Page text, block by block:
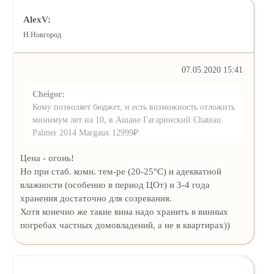
AlexV:
Н.Новгород
07.05.2020 15:41
Cheigor:
Кому позволяет бюджет, и есть возможность отложить
минимум лет на 10, в Ашане Гагаринский Chateau
Palmer 2014 Margaux 12999₽.
Цена - огонь!
Но при стаб. комн. тем-ре (20-25°С) и адекватной
влажности (особенно в период ЦОт) и 3-4 года
хранения достаточно для созревания.
Хотя конечно же такие вина надо хранить в винных
погребах частных домовладений, а не в квартирах))